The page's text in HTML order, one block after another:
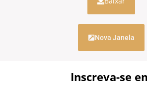
Nova Janela
Inscreva-se